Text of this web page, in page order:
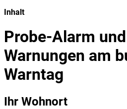
Inhalt
Probe-Alarm
Warnungen am
Warntag
Ihr Wohnort